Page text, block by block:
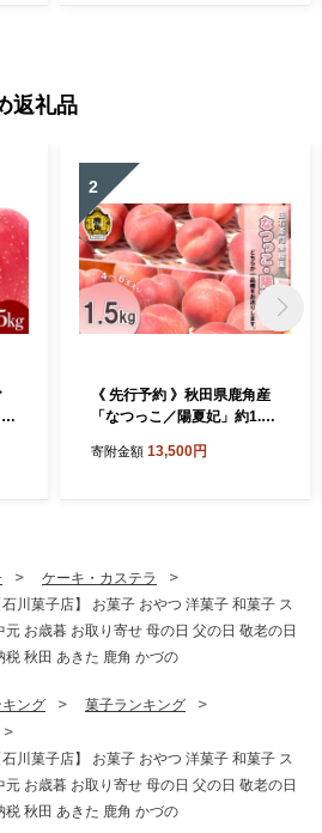
返礼品
2
《 先行予約 》秋田県鹿角産
「なつっこ／陽夏妃」約1.5k
月下旬発送開始【由右衛門果
寄附金額 13,500円
ケーキ・カステラ
川菓子店】 お菓子 おやつ 洋菓子 和菓子 ス
お歳暮 お取り寄せ 母の日 父の日 敬老の日
秋田 あきた 鹿角 かづの
キング
菓子ランキング
川菓子店】 お菓子 おやつ 洋菓子 和菓子 ス
お歳暮 お取り寄せ 母の日 父の日 敬老の日
秋田 あきた 鹿角 かづの